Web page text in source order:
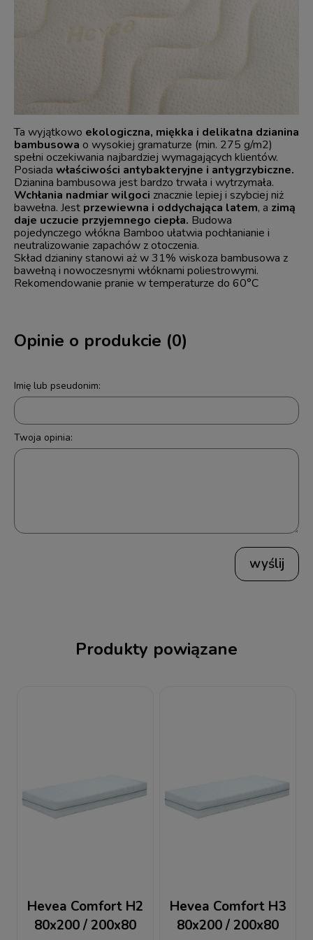
Ta wyjątkowo ekologiczna, miękka i delikatna dzianina
bambusowa o wysokiej gramaturze (min. 275 g/m2)
spełni oczekiwania najbardziej wymagających klientów.
Posiada właściwości antybakteryjne i antygrzybiczne.
Dzianina bambusowa jest bardzo trwała i wytrzymała.
Wchłania nadmiar wilgoci znacznie lepiej i szybciej niż
bawełna. Jest przewiewna i oddychająca latem, a zimą
daje uczucie przyjemnego ciepła. Budowa
pojedynczego włókna Bamboo ułatwia pochłanianie i
neutralizowanie zapachów z otoczenia.
Skład dzianiny stanowi aż w 31% wiskoza bambusowa z
bawełną i nowoczesnymi włóknami poliestrowymi.
Rekomendowanie pranie w temperaturze do 60°C
Opinie o produkcie (0)
Imię lub pseudonim:
Twoja opinia:
wyślij
Produkty powiązane
Hevea Comfort H2
80x200 / 200x80
Hevea Comfort H3
80x200 / 200x80